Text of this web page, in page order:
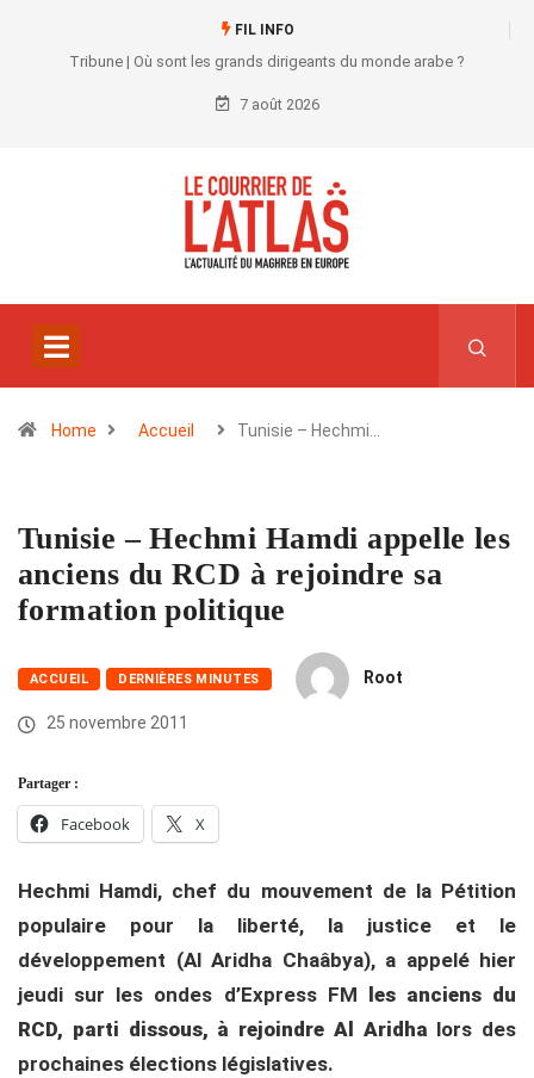
FIL INFO
Tribune | Où sont les grands dirigeants du monde arabe ?
7 août 2026
Home Accueil Tunisie – Hechmi…
Tunisie – Hechmi Hamdi appelle les
anciens du RCD à rejoindre sa
formation politique
ACCUEIL DERNIÈRES MINUTES Root
25 novembre 2011
Partager :
Facebook X
Hechmi Hamdi, chef du mouvement de la Pétition
populaire pour la liberté, la justice et le
développement (Al Aridha Chaâbya), a appelé hier
jeudi sur les ondes d’Express FM
les anciens du
RCD, parti dissous, à rejoindre Al Aridha lors des
prochaines élections législatives.